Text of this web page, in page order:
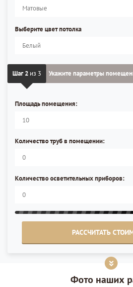
Выберите цвет потолка
Шаг 2 из 3 Укажите параметры
Площадь помещения:
Количество труб в помещении:
Количество осветительных приборов:
РАССЧИТАТЬ
Фото наших